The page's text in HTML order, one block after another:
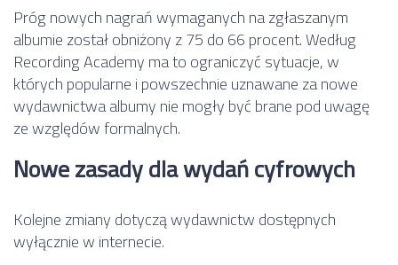
Próg nowych nagrań wymaganych na zgłaszanym
albumie został obniżony z 75 do 66 procent. Według
Recording Academy ma to ograniczyć sytuacje, w
których popularne i powszechnie uznawane za nowe
wydawnictwa albumy nie mogły być brane pod uwagę
ze względów formalnych.
Nowe zasady dla wydań cyfrowych
Kolejne zmiany dotyczą wydawnictw dostępnych
wyłącznie w internecie.